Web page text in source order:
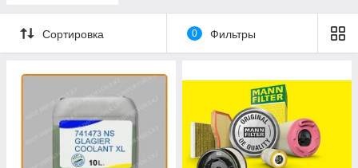
Сортировка 0 Фильтры